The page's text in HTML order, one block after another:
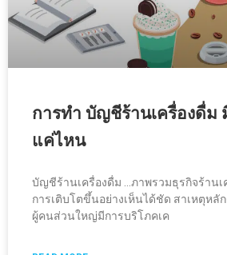
การทำ บัญชีร้านเครื่องดื่ม
แค่ไหน
บัญชีร้านเครื่องดื่ม …ภาพรวมธุรกิจร้าน
การเติบโตขึ้นอย่างเห็นได้ชัด สาเหตุหลั
ผู้คนส่วนใหญ่มีการบริโภคเค